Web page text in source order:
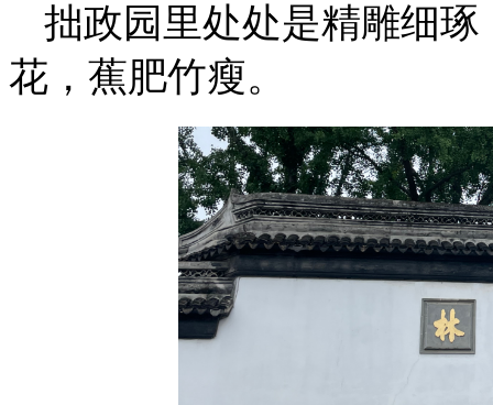
拙政园里处处是精雕细
花，蕉肥竹瘦。